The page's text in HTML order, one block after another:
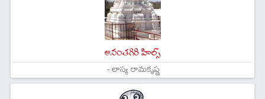
అనంతగిరి హిల్స్
- లాస్య రామకృష్ణ